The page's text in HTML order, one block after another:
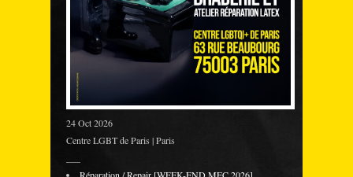
24 Oct 2026
Centre LGBT de Paris | Paris
Réparation / Repair [WEEK-END MEC 2026]